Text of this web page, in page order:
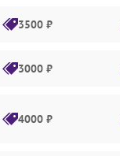
3500 ₽
3000 ₽
4000 ₽